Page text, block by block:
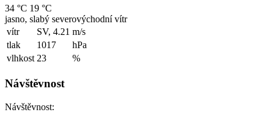
34 °C 19 °C
jasno, slabý severovýchodní vítr
vítr
SV, 4.21 m/s
tlak
1017
hPa
vlhkost 23 %
Návštěvnost
Návštěvnost: